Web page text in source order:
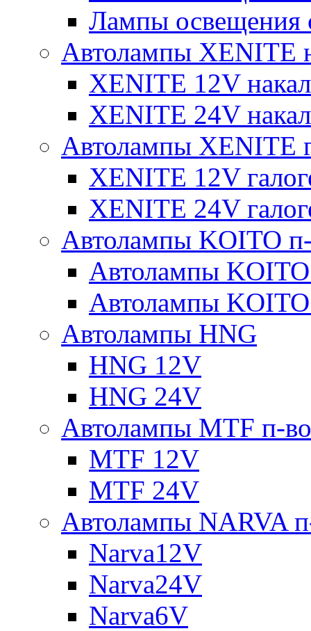
Лампы освещения
Автолампы XENITE
XENITE 12V
XENITE 24V
Автолампы XENITE
XENITE 12V
XENITE 24V
Автолампы KOITO
Автолампы
Автолампы
Автолампы HNG
HNG 12V
HNG 24V
Автолампы MTF п-
MTF 12V
MTF 24V
Автолампы NARVA
Narva12V
Narva24V
Narva6V